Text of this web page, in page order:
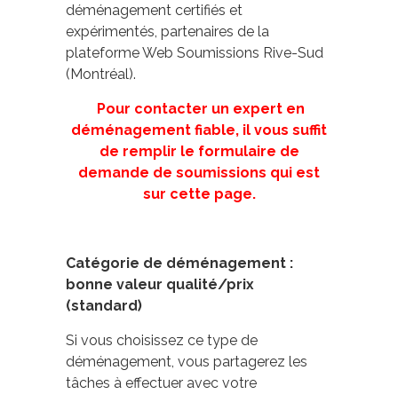
déménagement certifiés et
expérimentés, partenaires de la
plateforme Web Soumissions Rive-Sud
(Montréal).
Pour contacter un expert en
déménagement fiable, il vous suffit
de remplir le formulaire de
demande de soumissions qui est
sur cette page.
Catégorie de déménagement :
bonne valeur qualité/prix
(standard)
Si vous choisissez ce type de
déménagement, vous partagerez les
tâches à effectuer avec votre